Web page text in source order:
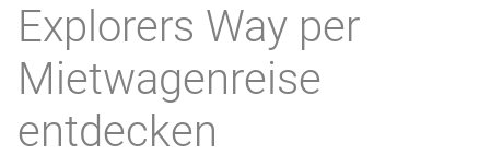
Explorers Way per
Mietwagenreise
entdecken